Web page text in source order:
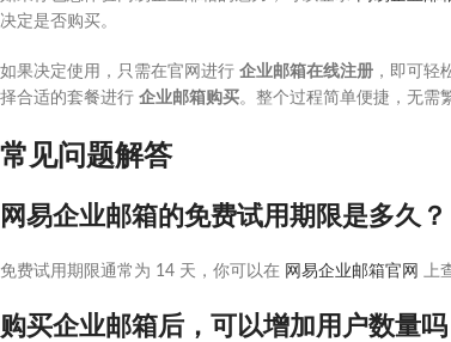
决定是否购买。
如果决定使用，只需在官网进行 企业邮箱在线注册 ，即可轻
择合适的套餐进行 企业邮箱购买。整个过程简单便捷，无需
常见问题解答
网易企业邮箱的免费试用期限是多久？
免费试用期限通常为 14 天，你可以在 网易企业邮箱官网 上
购买企业邮箱后，可以增加用户数量吗